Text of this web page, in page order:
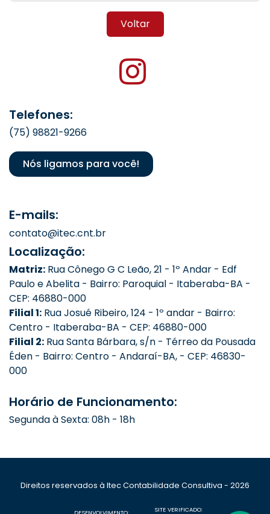
Voltar
Telefones:
(75) 98821-9266
Nós ligamos para você!
E-mails:
contato@itec.cnt.br
Localização:
Matriz: Rua Cônego G C Leão, 21 - 1º Andar - Edf
Paulo e Abelita - Bairro: Paroquial - Itaberaba-BA -
CEP: 46880-000
Filial 1: Rua Josué Ribeiro, 124 - 1º andar - Bairro:
Centro - Itaberaba-BA - CEP: 46880-000
Filial 2: Rua Santa Bárbara, s/n - Térreo da Pousada
Éden - Bairro: Centro - Andaraí-BA, - CEP: 46830-
000
Horário de Funcionamento:
Segunda à Sexta: 08h - 18h
Direitos reservados à Itec Contabilidade Consultiva - 2026
DESENVOLVIMENTO: SITE VERIFICADO: